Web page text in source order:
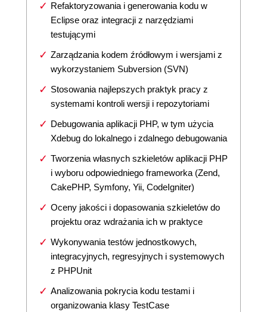
Refaktoryzowania i generowania kodu w
Eclipse oraz integracji z narzędziami
testującymi
Zarządzania kodem źródłowym i wersjami z
wykorzystaniem Subversion (SVN)
Stosowania najlepszych praktyk pracy z
systemami kontroli wersji i repozytoriami
Debugowania aplikacji PHP, w tym użycia
Xdebug do lokalnego i zdalnego debugowania
Tworzenia własnych szkieletów aplikacji PHP
i wyboru odpowiedniego frameworka (Zend,
CakePHP, Symfony, Yii, CodeIgniter)
Oceny jakości i dopasowania szkieletów do
projektu oraz wdrażania ich w praktyce
Wykonywania testów jednostkowych,
integracyjnych, regresyjnych i systemowych
z PHPUnit
Analizowania pokrycia kodu testami i
organizowania klasy TestCase